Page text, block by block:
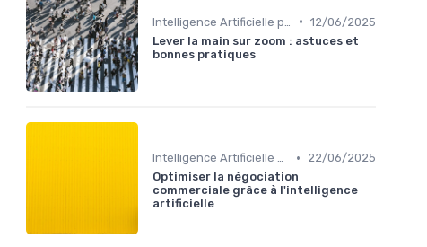
• 12/06/2025
Lever la main sur zoom : astuces et
bonnes pratiques
Intelligence Artificielle pour les ventes •
22/06/2025
Optimiser la négociation
commerciale grâce à l'intelligence
artificielle